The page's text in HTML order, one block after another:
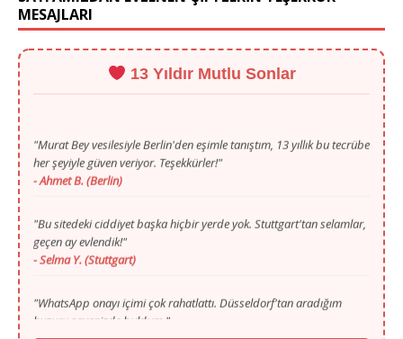
MESAJLARI
13 Yıldır Mutlu Sonlar
- Ahmet B. (Berlin)
"Bu sitedeki ciddiyet başka hiçbir yerde yok. Stuttgart'tan selamlar,
- Selma Y. (Stuttgart)
"WhatsApp onayı içimi çok rahatlattı. Düsseldorf'tan aradığım
- Mustafa T. (Düsseldorf)